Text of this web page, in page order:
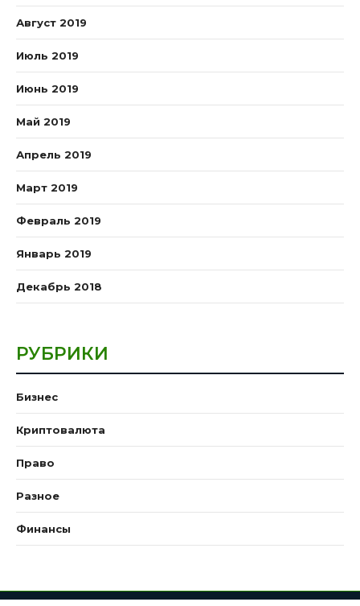
Август 2019
Июль 2019
Июнь 2019
Май 2019
Апрель 2019
Март 2019
Февраль 2019
Январь 2019
Декабрь 2018
РУБРИКИ
Бизнес
Криптовалюта
Право
Разное
Финансы